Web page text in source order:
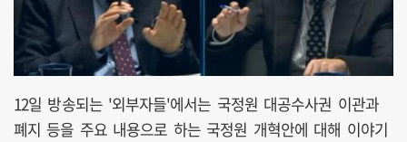
12일 방송되는 '외부자들'에서는 국정원 대공수사권 이관과
폐지 등을 주요 내용으로 하는 국정원 개혁안에 대해 이야기